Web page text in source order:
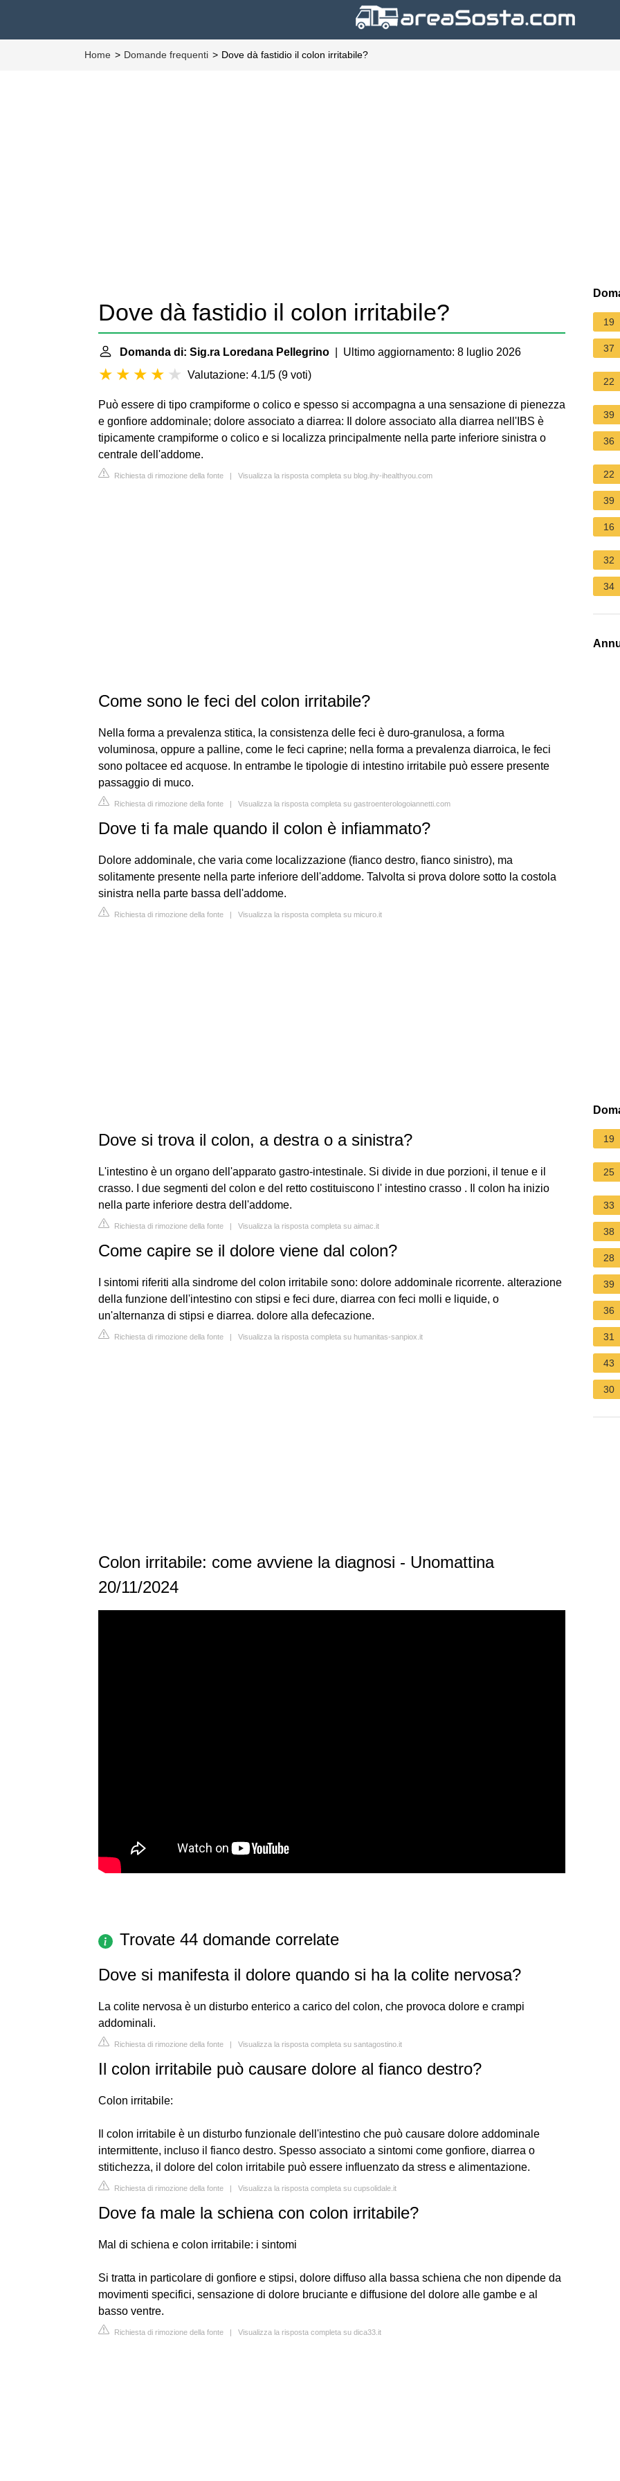
Home Domande frequenti Dove dà fastidio il colon irritabile?
Dove dà fastidio il colon irritabile?
Domanda di: Sig.ra Loredana Pellegrino | Ultimo aggiornamento: 8 luglio 2026
Valutazione: 4.1/5 (9 voti)
Può essere di tipo crampiforme o colico e spesso si accompagna a una sensazione di pienezza
e gonfiore addominale; dolore associato a diarrea: Il dolore associato alla diarrea nell'IBS è
tipicamente crampiforme o colico e si localizza principalmente nella parte inferiore sinistra o
centrale dell'addome.
Richiesta di rimozione della fonte | Visualizza la risposta completa su blog.ihy-ihealthyou.com
Come sono le feci del colon irritabile?
Nella forma a prevalenza stitica, la consistenza delle feci è duro-granulosa, a forma
voluminosa, oppure a palline, come le feci caprine; nella forma a prevalenza diarroica, le feci
sono poltacee ed acquose. In entrambe le tipologie di intestino irritabile può essere presente
passaggio di muco.
Richiesta di rimozione della fonte | Visualizza la risposta completa su gastroenterologoiannetti.com
Dove ti fa male quando il colon è infiammato?
Dolore addominale, che varia come localizzazione (fianco destro, fianco sinistro), ma
solitamente presente nella parte inferiore dell'addome. Talvolta si prova dolore sotto la costola
sinistra nella parte bassa dell'addome.
Richiesta di rimozione della fonte | Visualizza la risposta completa su micuro.it
Dove si trova il colon, a destra o a sinistra?
L'intestino è un organo dell'apparato gastro-intestinale. Si divide in due porzioni, il tenue e il
crasso. I due segmenti del colon e del retto costituiscono l' intestino crasso . Il colon ha inizio
nella parte inferiore destra dell'addome.
Richiesta di rimozione della fonte | Visualizza la risposta completa su aimac.it
Come capire se il dolore viene dal colon?
I sintomi riferiti alla sindrome del colon irritabile sono: dolore addominale ricorrente. alterazione
della funzione dell'intestino con stipsi e feci dure, diarrea con feci molli e liquide, o
un'alternanza di stipsi e diarrea. dolore alla defecazione.
Richiesta di rimozione della fonte | Visualizza la risposta completa su humanitas-sanpiox.it
Colon irritabile: come avviene la diagnosi - Unomattina
20/11/2024
Trovate 44 domande correlate
Dove si manifesta il dolore quando si ha la colite nervosa?
La colite nervosa è un disturbo enterico a carico del colon, che provoca dolore e crampi
addominali.
Richiesta di rimozione della fonte | Visualizza la risposta completa su santagostino.it
Il colon irritabile può causare dolore al fianco destro?
Colon irritabile:
Il colon irritabile è un disturbo funzionale dell'intestino che può causare dolore addominale
intermittente, incluso il fianco destro. Spesso associato a sintomi come gonfiore, diarrea o
stitichezza, il dolore del colon irritabile può essere influenzato da stress e alimentazione.
Richiesta di rimozione della fonte | Visualizza la risposta completa su cupsolidale.it
Dove fa male la schiena con colon irritabile?
Mal di schiena e colon irritabile: i sintomi
Si tratta in particolare di gonfiore e stipsi, dolore diffuso alla bassa schiena che non dipende da
movimenti specifici, sensazione di dolore bruciante e diffusione del dolore alle gambe e al
basso ventre.
Richiesta di rimozione della fonte | Visualizza la risposta completa su dica33.it
19
37
22
39
36
22
39
16
32
34
19
25
33
38
28
39
36
31
43
30